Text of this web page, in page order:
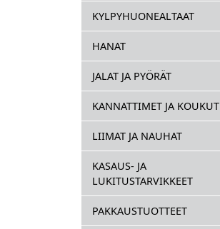
KYLPYHUONEALTAAT
HANAT
JALAT JA PYÖRÄT
KANNATTIMET JA KOUKUT
LIIMAT JA NAUHAT
KASAUS- JA
LUKITUSTARVIKKEET
PAKKAUSTUOTTEET